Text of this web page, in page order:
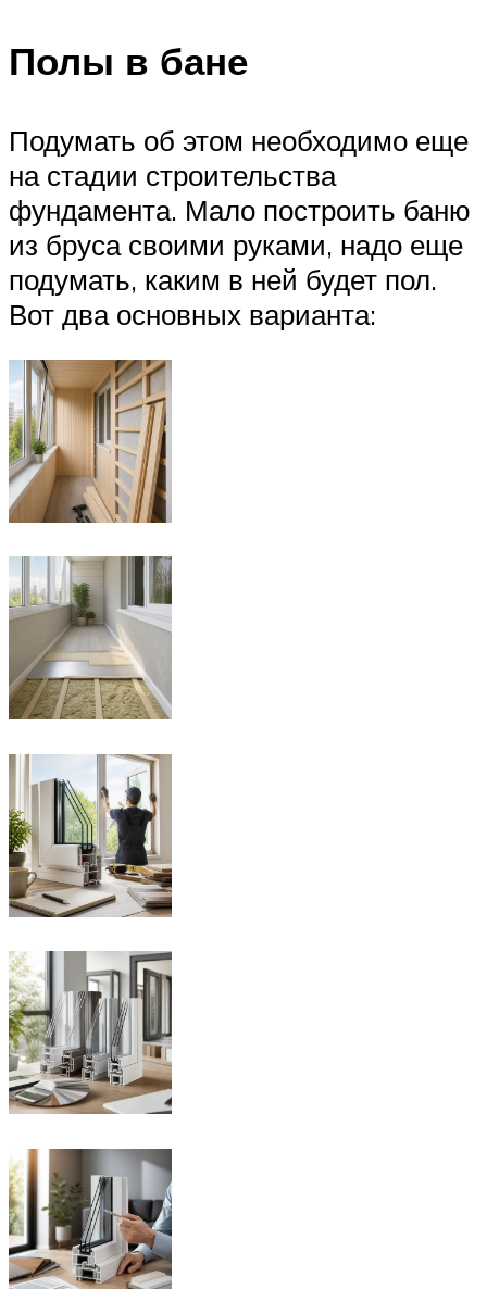
Полы в бане
Подумать об этом необходимо еще
на стадии строительства
фундамента. Мало построить баню
из бруса своими руками, надо еще
подумать, каким в ней будет пол.
Вот два основных варианта: